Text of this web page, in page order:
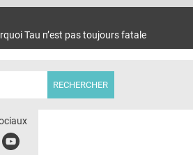
À DOMICILE
Tau n’est pas toujours fatale
Youbute